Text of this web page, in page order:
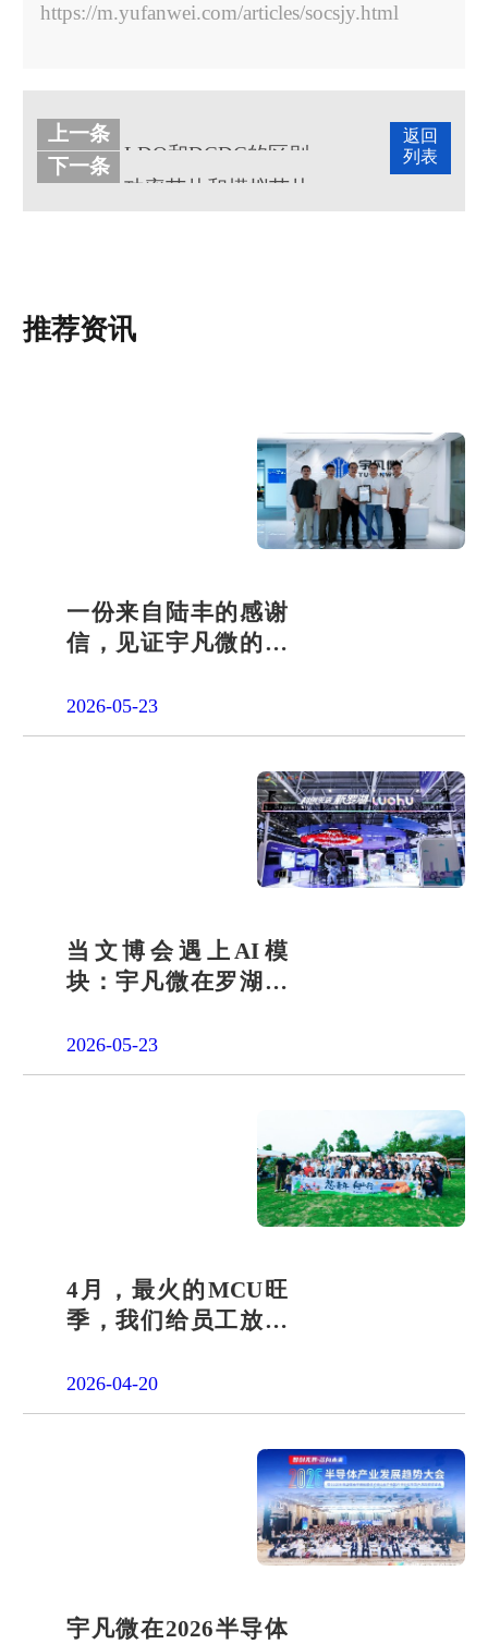
https://m.yufanwei.com/articles/socsjy.html
返回
列表
上一条
下一条
推荐资讯
一份来自陆丰的感谢
信，见证宇凡微的社
2026-05-23
当文博会遇上AI模
块：宇凡微在罗湖展
答卷
2026-05-23
4月，最火的MCU旺
季，我们给员工放了
2026-04-20
宇凡微在2026半导体